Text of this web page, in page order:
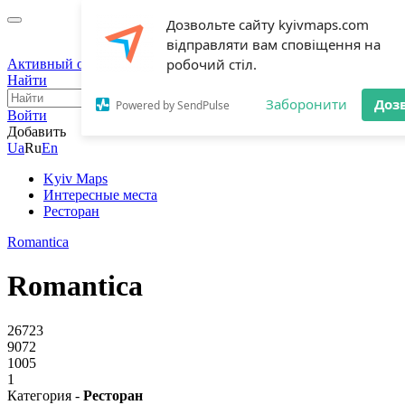
Дозвольте сайту kyivmaps.com
відправляти вам сповіщення на
робочий стіл.
Powered by SendPulse Заборонити
Активный отдых МероприятияИнтересные места
Найти
Войти
Добавить
UaRuEn
Kyiv Maps
Интересные места
Ресторан
Romantica
Romantica
26723
9072
1005
1
Категория - Ресторан